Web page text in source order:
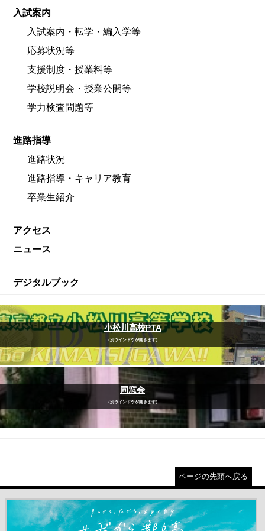
入試案内
入試案内・転学・編入学等
応募状況等
支援制度・授業料等
学校説明会・授業公開等
学力検査問題等
進路指導
進路状況
進路指導・キャリア教育
卒業生紹介
アクセス
ニュース
デジタルブック
小松川高校PTA
（別ウインドウが開きます）
同窓会
（別ウインドウが開きます）
ページの先頭へ戻る
＃だから都立高（別ウインドウが開きます）